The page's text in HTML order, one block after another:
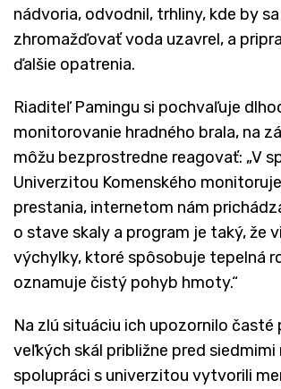
nádvoria, odvodnil, trhliny, kde by
zhromažďovať voda uzavrel, a
ďalšie opatrenia.
Riaditeľ Pamingu si pochvaľuje
monitorovanie hradného brala, na
môžu bezprostredne reagovať: „V
Univerzitou Komenského
prestania, internetom nám
o stave skaly a program je taký, že
výchylky, ktoré spôsobuje tepelná
oznamuje čistý pohyb hmoty.“
Na zlú situáciu ich upozornilo časté
veľkých skál približne pred siedmimi
spolupráci s univerzitou vytvorili